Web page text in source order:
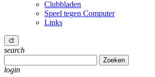
Clubbladen
Speel tegen Computer
Links
🎨
search
naar:
login